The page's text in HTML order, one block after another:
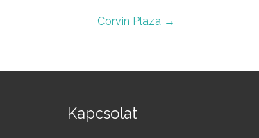
Corvin Plaza →
Kapcsolat